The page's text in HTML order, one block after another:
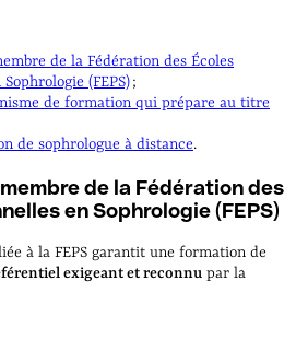
de la Fédération des Écoles
(FEPS);
de formation qui prépare au titre
de sophrologue à distance.
de la Fédération des
en Sophrologie (FEPS)
à la FEPS garantit une formation de
exigeant et reconnu par la